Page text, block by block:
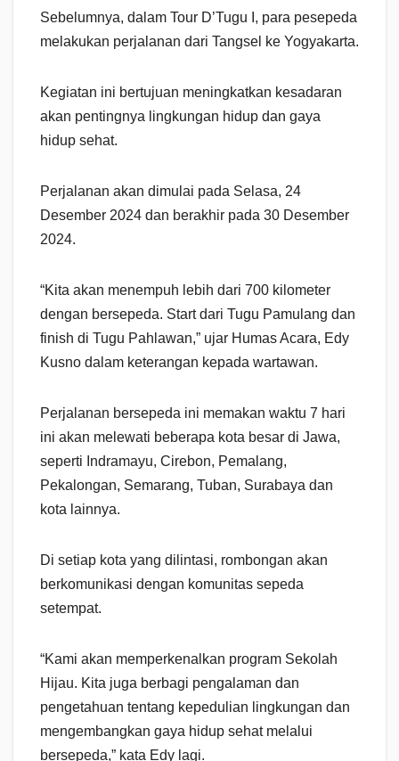
Sebelumnya, dalam Tour D’Tugu I, para pesepeda
melakukan perjalanan dari Tangsel ke Yogyakarta.
Kegiatan ini bertujuan meningkatkan kesadaran
akan pentingnya lingkungan hidup dan gaya
hidup sehat.
Perjalanan akan dimulai pada Selasa, 24
Desember 2024 dan berakhir pada 30 Desember
2024.
“Kita akan menempuh lebih dari 700 kilometer
dengan bersepeda. Start dari Tugu Pamulang dan
finish di Tugu Pahlawan,” ujar Humas Acara, Edy
Kusno dalam keterangan kepada wartawan.
Perjalanan bersepeda ini memakan waktu 7 hari
ini akan melewati beberapa kota besar di Jawa,
seperti Indramayu, Cirebon, Pemalang,
Pekalongan, Semarang, Tuban, Surabaya dan
kota lainnya.
Di setiap kota yang dilintasi, rombongan akan
berkomunikasi dengan komunitas sepeda
setempat.
“Kami akan memperkenalkan program Sekolah
Hijau. Kita juga berbagi pengalaman dan
pengetahuan tentang kepedulian lingkungan dan
mengembangkan gaya hidup sehat melalui
bersepeda,” kata Edy lagi.